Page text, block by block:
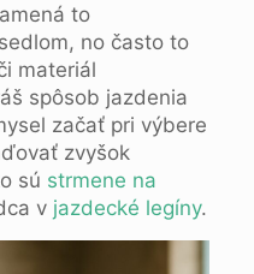
to
no často to
materiál
spôsob jazdenia
začať pri výbere
zvyšok
sú strmene na
v jazdecké legíny.